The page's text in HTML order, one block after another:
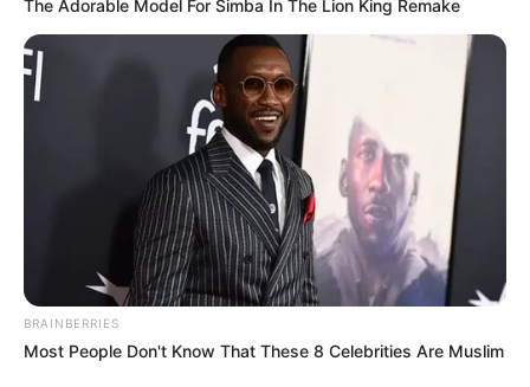
Jeudi 5 Décembre 2024 à VINCENNES dans la
Réunion n°1 PRIX JEAN BOILLEREAU – Trot Attelé –
2100 mètres.
The Adorable Model For Simba In The Lion King Remake
BRAINBERRIES
Most People Don't Know That These 8 Celebrities Are Muslim